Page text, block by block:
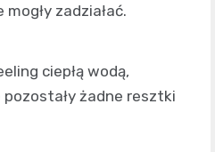
zadziałać.
ciepłą wodą,
żadne resztki